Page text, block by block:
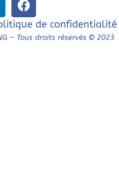
de confidentialité
– Tous droits réservés © 2023